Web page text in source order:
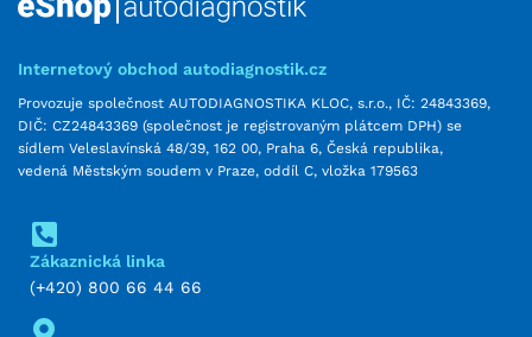
Internetový obchod autodiagnostik.cz
Provozuje společnost AUTODIAGNOSTIKA KLOC, s.r.o., IČ: 24843369,
DIČ: CZ24843369 (společnost je registrovaným plátcem DPH) se
sídlem Veleslavínská 48/39, 162 00, Praha 6, Česká republika,
vedená Městským soudem v Praze, oddíl C, vložka 179563
Zákaznická linka
(+420) 800 66 44 66